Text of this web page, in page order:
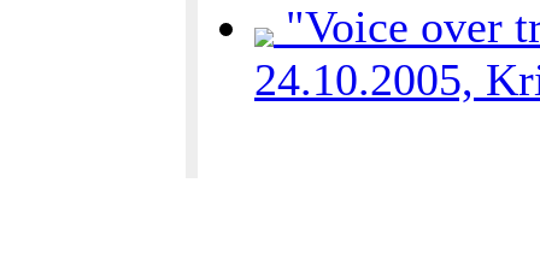
"Voice over
24.10.2005,